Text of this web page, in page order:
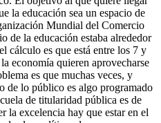
la educación sea un espacio de
Mundial del Comercio
de la educación estaba alrededor
cálculo es que está entre los 7 y
economía quieren aprovecharse
es que muchas veces, y
de lo público es algo programado
de titularidad pública es de
la excelencia hay que estar en el